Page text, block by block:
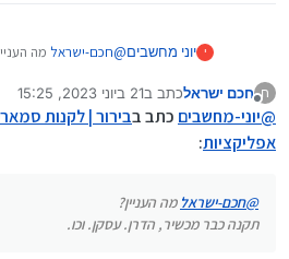
י יוני מחשבים@חכם-ישראל מה
ח
מנותק
חכם ישראלכתב ב21 ביוני 2023, 15:25
נערך לאחרונה על ידי
@יוני-מחשבים כתב בבירור | לקנות
אפליקציות:
@חכם-ישראל מה העניין?
תקנה כבר מכשיר, הדרן. עסקן. וכו.